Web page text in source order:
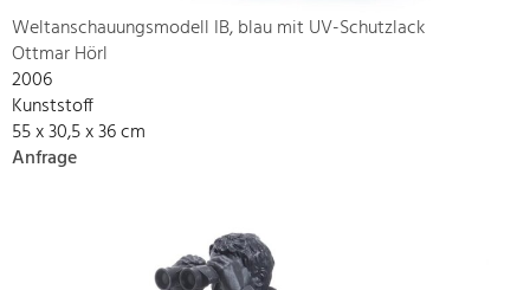
Weltanschauungsmodell IB, blau mit UV-Schutzlack
Ottmar Hörl
2006
Kunststoff
55 x 30,5 x 36 cm
Anfrage